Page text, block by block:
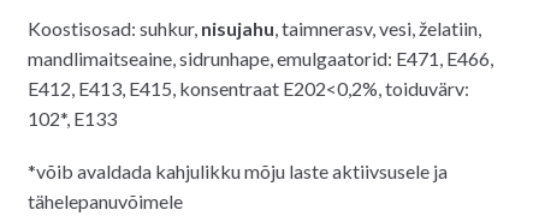
Koostisosad: suhkur, nisujahu , taimnerasv, vesi, želatiin,
mandlimaitseaine, sidrunhape, emulgaatorid: E471, E466,
E412, E413, E415, konsentraat E202<0,2%, toiduvärv:
102*, E133
*võib avaldada kahjulikku mõju laste aktiivsusele ja
tähelepanuvõimele